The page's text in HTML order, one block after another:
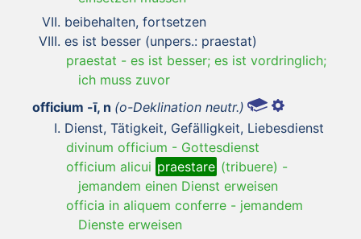
beibehalten, fortsetzen
es ist besser (unpers.: praestat)
praestat - es ist besser; es ist vordringlich;
ich muss zuvor
officium -ī, n (o-Deklination neutr.)
Dienst, Tätigkeit, Gefälligkeit, Liebesdienst
divinum officium - Gottesdienst
officium alicui praestare (tribuere) -
jemandem einen Dienst erweisen
officia in aliquem conferre - jemandem
Dienste erweisen